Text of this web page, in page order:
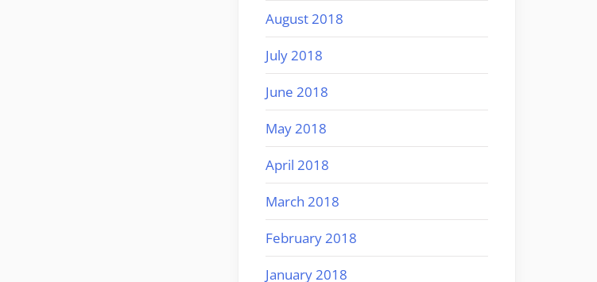
August 2018
July 2018
June 2018
May 2018
April 2018
March 2018
February 2018
January 2018